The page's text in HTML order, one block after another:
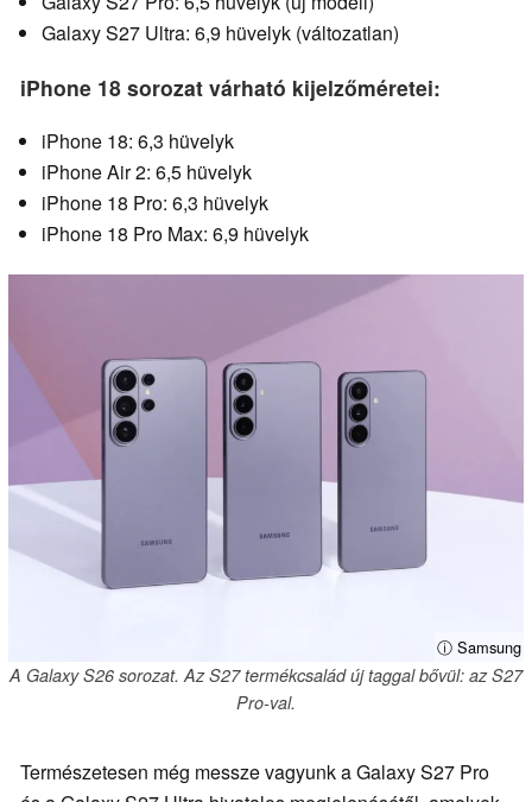
Galaxy S27 Ultra: 6,9 hüvelyk (változatlan)
iPhone 18 sorozat várható kijelzőméretei:
iPhone 18: 6,3 hüvelyk
iPhone Air 2: 6,5 hüvelyk
iPhone 18 Pro: 6,3 hüvelyk
iPhone 18 Pro Max: 6,9 hüvelyk
ⓘ Samsung
A Galaxy S26 sorozat. Az S27 termékcsalád új taggal bővül: az S27
Pro-val.
Természetesen még messze vagyunk a Galaxy S27 Pro